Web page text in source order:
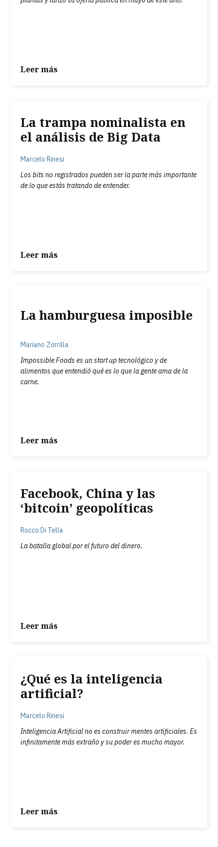
Leer más
La trampa nominalista en
el análisis de Big Data
Marcelo Rinesi
Los bits no registrados pueden ser la parte más importante
de lo que estás tratando de entender.
Leer más
La hamburguesa imposible
Mariano Zorrilla
Impossible Foods es un start up tecnológico y de
alimentos que entendió qué es lo que la gente ama de la
carne.
Leer más
Facebook, China y las
‘bitcoin’ geopolíticas
Rocco Di Tella
La batalla global por el futuro del dinero.
Leer más
¿Qué es la inteligencia
artificial?
Marcelo Rinesi
Inteligencia Artificial no es construir mentes artificiales. Es
infinitamente más extraño y su poder es mucho mayor.
Leer más